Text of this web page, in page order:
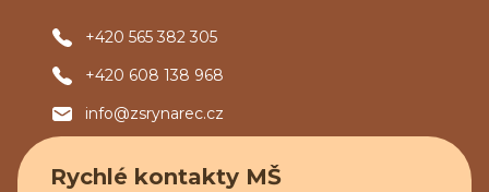
+420 565 382 305
+420 608 138 968
info@zsrynarec.cz
Rychlé kontakty MŠ